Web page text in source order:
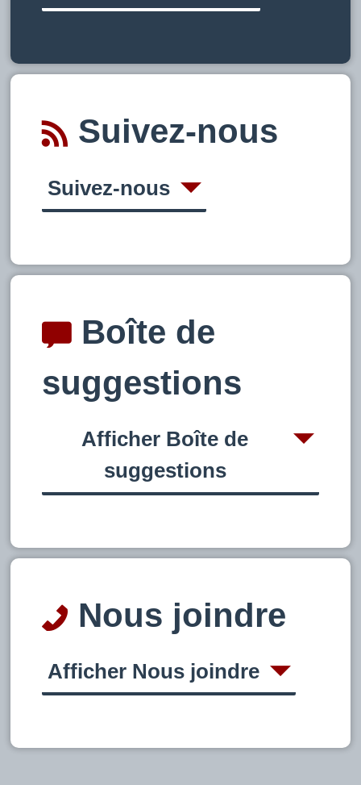
Suivez-nous
Suivez-nous
Boîte de
suggestions
Afficher Boîte de
suggestions
Nous joindre
Afficher Nous joindre